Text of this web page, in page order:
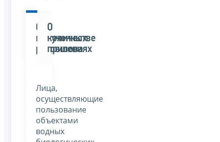
О
полученных
разрешениях
О
количестве
прилова
Лица,
осуществляющие
пользование
объектами
водных